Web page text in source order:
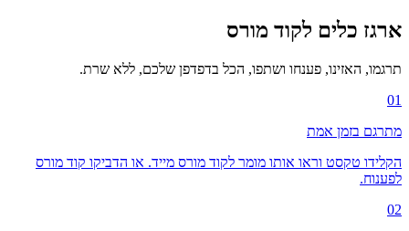
ארגז כלים לקוד מורס
תרגמו, האזינו, פענחו ושתפו, הכל בדפדפן שלכם, ללא שרת.
01
מתרגם בזמן אמת
הקלידו טקסט וראו אותו מומר לקוד מורס מייד. או הדביקו קוד מורס
לפענוח.
02